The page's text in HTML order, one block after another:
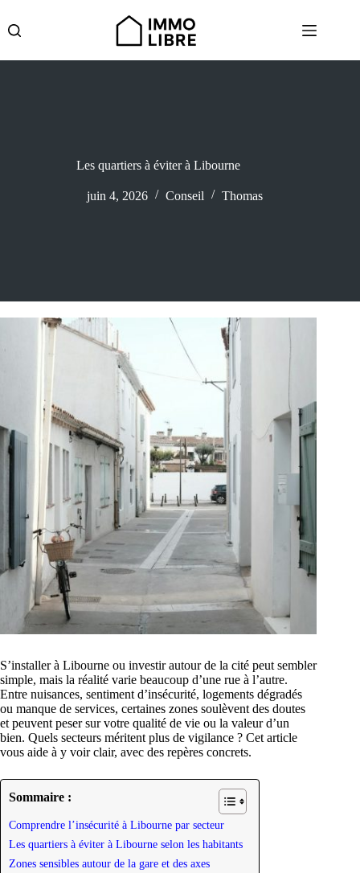
contenu
Les quartiers à éviter à Libourne
juin 4, 2026 Conseil Thomas
S’installer à Libourne ou investir autour de la cité peut sembler
simple, mais la réalité varie beaucoup d’une rue à l’autre.
Entre nuisances, sentiment d’insécurité, logements dégradés
ou manque de services, certaines zones soulèvent des doutes
et peuvent peser sur votre qualité de vie ou la valeur d’un
bien. Quels secteurs méritent plus de vigilance ? Cet article
vous aide à y voir clair, avec des repères concrets.
Sommaire :
Comprendre l’insécurité à Libourne par secteur
Les quartiers à éviter à Libourne selon les habitants
Zones sensibles autour de la gare et des axes